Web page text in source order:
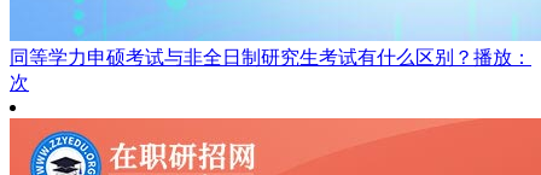
同等学力申硕考试与非全日制研究生考试有什么区别？ 播放：
次